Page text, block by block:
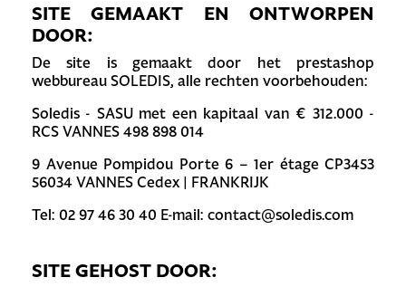
SITE GEMAAKT EN ONTWORPEN
DOOR:
De site is gemaakt door het prestashop
webbureau SOLEDIS, alle rechten voorbehouden:
Soledis - SASU met een kapitaal van € 312.000 -
RCS VANNES 498 898 014
9 Avenue Pompidou Porte 6 – 1er étage CP3453
56034 VANNES Cedex | FRANKRIJK
Tel: 02 97 46 30 40 E-mail: contact@soledis.com
SITE GEHOST DOOR: